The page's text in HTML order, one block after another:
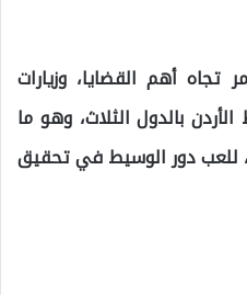
أهم القضايا، وزيارات
بالدول الثلاث، وهو ما
للعب دور الوسيط في تحقيق